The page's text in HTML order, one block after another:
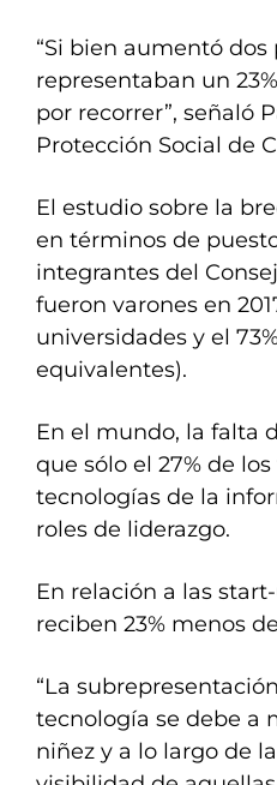
“Si bien aumentó
representaban un
por recorrer”, señaló
Protección Social de
El estudio sobre la
en términos de
integrantes del
fueron varones en
universidades y el
equivalentes).
En el mundo, la falta
que sólo el 27% de
tecnologías de la
roles de liderazgo.
En relación a las
reciben 23% menos
“La
tecnología se debe a
niñez y a lo largo de